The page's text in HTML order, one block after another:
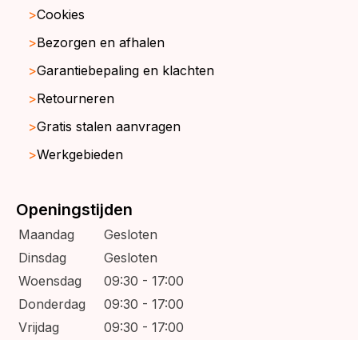
Cookies
Bezorgen en afhalen
Garantiebepaling en klachten
Retourneren
Gratis stalen aanvragen
Werkgebieden
Openingstijden
Maandag
Gesloten
Dinsdag
Gesloten
Woensdag
09:30 - 17:00
Donderdag
09:30 - 17:00
Vrijdag
09:30 - 17:00